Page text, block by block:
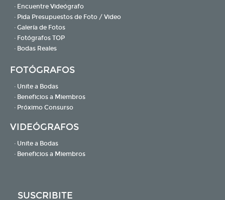
· Encuentre Videógrafo
· Pida Presupuestos de Foto / Video
· Galería de Fotos
· Fotógrafos TOP
· Bodas Reales
FOTÓGRAFOS
· Unite a Bodas
· Beneficios a Miembros
· Próximo Consurso
VIDEÓGRAFOS
· Unite a Bodas
· Beneficios a Miembros
SUSCRIBITE